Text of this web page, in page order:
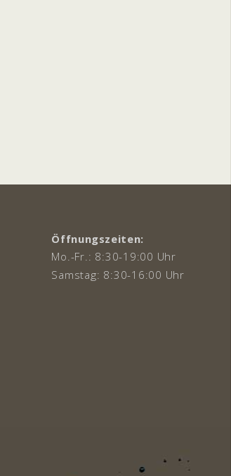
Öffnungszeiten:
Mo.-Fr.: 8:30-19:00 Uhr
Samstag: 8:30-16:00 Uhr